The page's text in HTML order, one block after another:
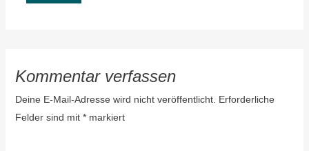
Kommentar verfassen
Deine E-Mail-Adresse wird nicht veröffentlicht. Erforderliche
Felder sind mit *markiert